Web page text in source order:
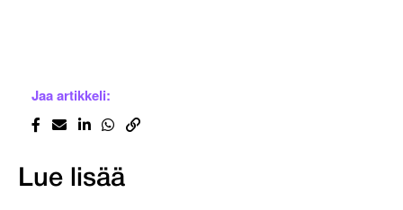
Jaa artikkeli:
Lue lisää